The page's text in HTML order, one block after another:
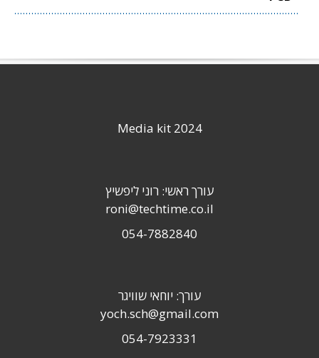
Media kit 2024
עורך ראשי: רוני ליפשיץ
roni@techtime.co.il
054-7882840
עורך: יוחאי שוויגר
yoch.sch@gmail.com
054-7923331